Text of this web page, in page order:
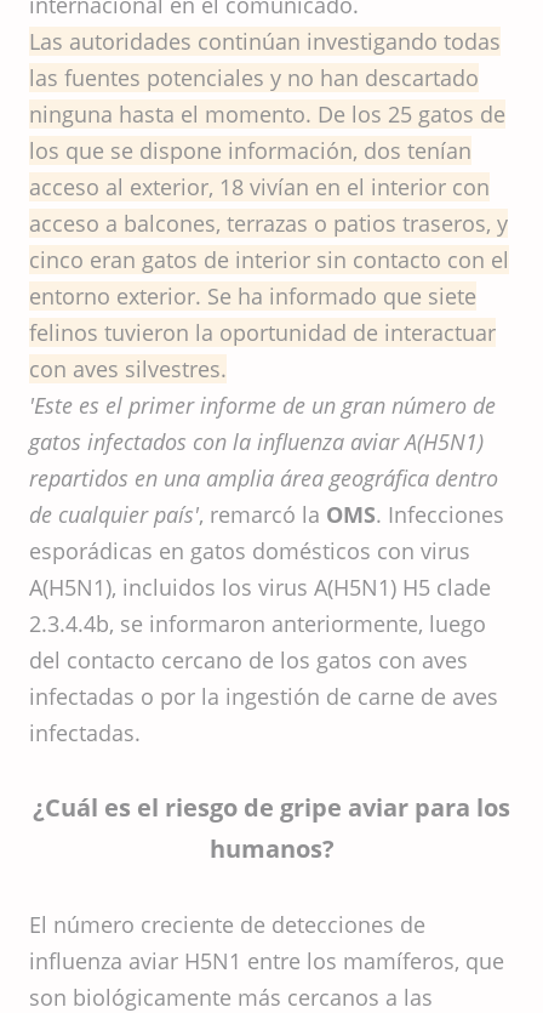
Las autoridades continúan investigando todas
las fuentes potenciales y no han descartado
ninguna hasta el momento. De los 25 gatos de
los que se dispone información, dos tenían
acceso al exterior, 18 vivían en el interior con
acceso a balcones, terrazas o patios traseros, y
cinco eran gatos de interior sin contacto con el
entorno exterior. Se ha informado que siete
felinos tuvieron la oportunidad de interactuar
con aves silvestres.
'Este es el primer informe de un gran número de
gatos infectados con la influenza aviar A(H5N1)
repartidos en una amplia área geográfica dentro
de cualquier país', remarcó la OMS. Infecciones
esporádicas en gatos domésticos con virus
A(H5N1), incluidos los virus A(H5N1) H5 clade
2.3.4.4b, se informaron anteriormente, luego
del contacto cercano de los gatos con aves
infectadas o por la ingestión de carne de aves
infectadas.
¿Cuál es el riesgo de gripe aviar para los
humanos?
El número creciente de detecciones de
influenza aviar H5N1 entre los mamíferos, que
son biológicamente más cercanos a las